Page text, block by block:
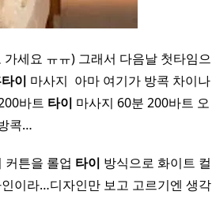
세요 ㅠㅠ) 그래서 다음날 첫타임으
타이 마사지 ​ 아마 여기가 방콕 차이나
바트 타이 마사지 60분 200바트 오
콕…
커튼을 롤업 타이 방식으로 화이트 컬
이라…디자인만 보고 고르기엔 생각